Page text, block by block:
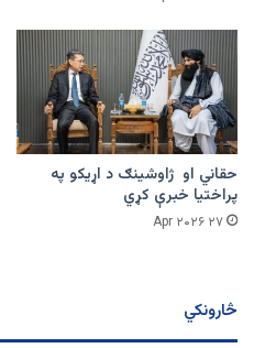
حقاني او ژاوشینګ د اړیکو په
پراختیا خبرې کړي
۲۷ Apr ۲۰۲۶
څارونکي